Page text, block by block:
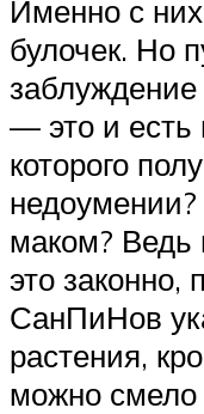
Именно с
булочек. Но
заблуждение
— это и есть
которого
маком? Ведь
это законно,
СанПиНов
растения,
можно смело